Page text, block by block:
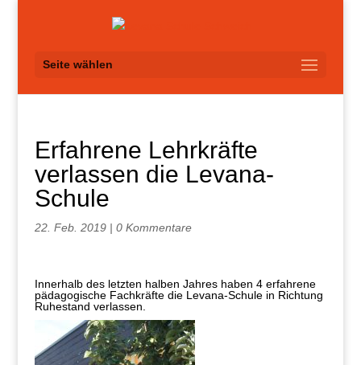
Seite wählen
Erfahrene Lehrkräfte
verlassen die Levana-
Schule
22. Feb. 2019| 0 Kommentare
Innerhalb des letzten halben Jahres haben 4 erfahrene
pädagogische Fachkräfte die Levana-Schule in Richtung
Ruhestand verlassen.